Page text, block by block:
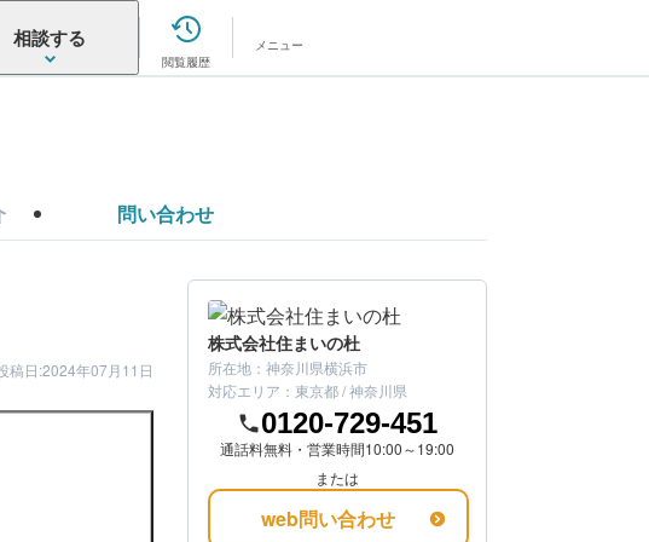
相談する
閲覧履歴
メニュー
問い合わせ
稿日:2024年07月11日
株式会社住まいの杜
所在地： 神奈川県横浜市
対応エリア： 東京都 / 神奈川県
0120-729-451
通話料無料・営業時間10:00～19:00
または
web問い合わせ